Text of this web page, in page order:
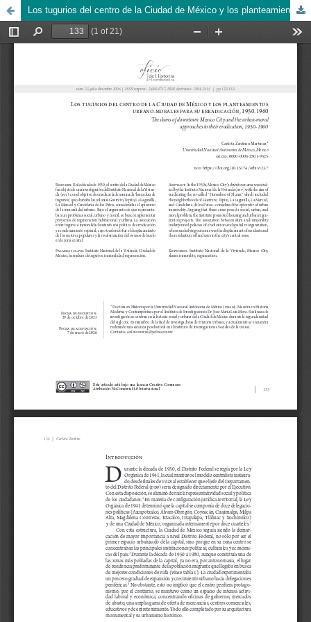
Los tugurios del centro de la Ciudad de México y los planteamientos urbano-morales para su erradicación, 1950-1960